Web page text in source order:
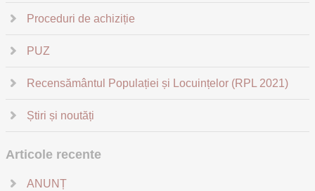
Proceduri de achiziție
PUZ
Recensământul Populației și Locuințelor (RPL 2021)
Știri și noutăți
Articole recente
ANUNȚ